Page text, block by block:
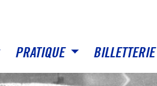
PRATIQUE BILLETTERIE